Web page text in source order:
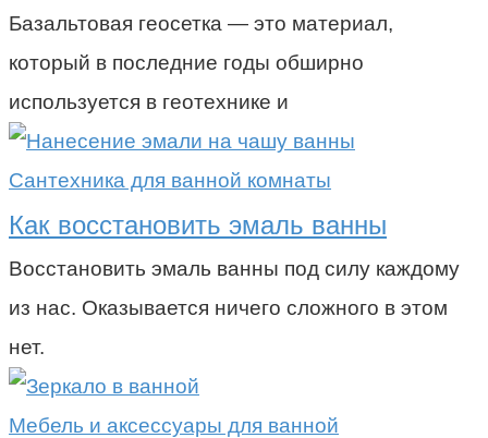
Базальтовая геосетка — это материал,
который в последние годы обширно
используется в геотехнике и
Сантехника для ванной комнаты
Как восстановить эмаль ванны
Восстановить эмаль ванны под силу каждому
из нас. Оказывается ничего сложного в этом
нет.
Мебель и аксессуары для ванной